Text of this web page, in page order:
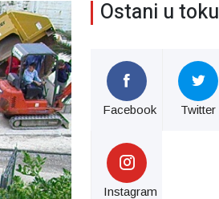
Ostani u toku
Facebook Twitter
Instagram